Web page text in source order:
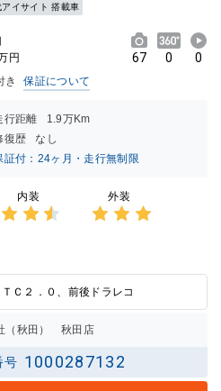
アイサイト 搭載車
円 67 0 0
き 保証について
行距離
1.9万Km
復歴
なし
証付：24ヶ月・走行無制限
内装 外装
Ｃ２．０、前後ドラレコ
（秋田） 秋田店
号 1000287132